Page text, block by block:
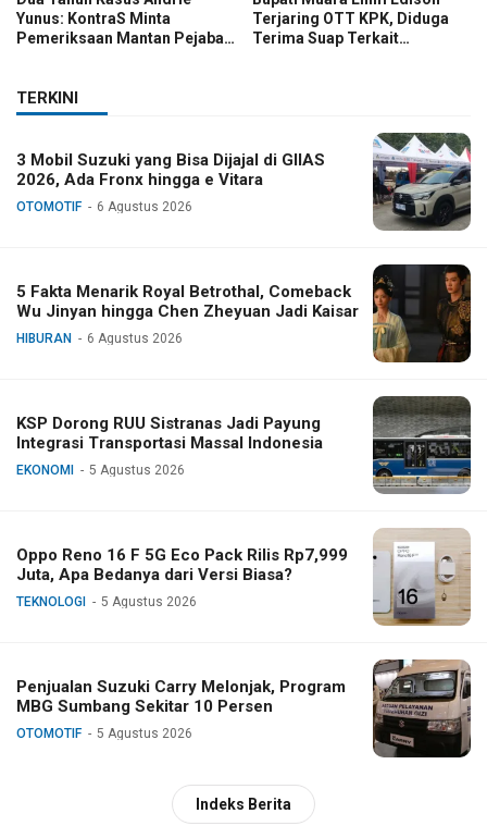
Yunus: KontraS Minta
Pemeriksaan Mantan Pejabat
Terjaring OTT KPK, Diduga
Terima Suap Terkait
TERKINI
3 Mobil Suzuki yang Bisa Dijajal di GIIAS
2026, Ada Fronx hingga e Vitara
OTOMOTIF 6 Agustus 2026
5 Fakta Menarik Royal Betrothal, Comeback
Wu Jinyan hingga Chen Zheyuan Jadi Kaisar
HIBURAN 6 Agustus 2026
KSP Dorong RUU Sistranas Jadi Payung
Integrasi Transportasi Massal Indonesia
EKONOMI 5 Agustus 2026
Oppo Reno 16 F 5G Eco Pack Rilis Rp7,999
Juta, Apa Bedanya dari Versi Biasa?
TEKNOLOGI 5 Agustus 2026
Penjualan Suzuki Carry Melonjak, Program
MBG Sumbang Sekitar 10 Persen
OTOMOTIF 5 Agustus 2026
Indeks Berita